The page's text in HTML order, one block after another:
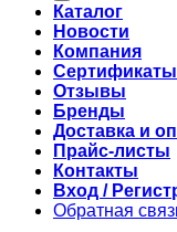
Каталог
Новости
Компания
Сертификаты
Отзывы
Бренды
Доставка и
Прайс-листы
Контакты
Вход /
Обратная